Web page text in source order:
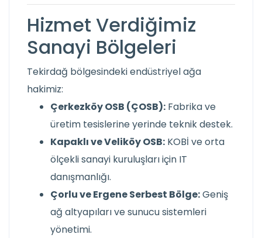
Hizmet Verdiğimiz
Sanayi Bölgeleri
Tekirdağ bölgesindeki endüstriyel ağa
hakimiz:
Çerkezköy OSB (ÇOSB): Fabrika ve
üretim tesislerine yerinde teknik destek.
Kapaklı ve Veliköy OSB: KOBİ ve orta
ölçekli sanayi kuruluşları için IT
danışmanlığı.
Çorlu ve Ergene Serbest Bölge:Geniş
ağ altyapıları ve sunucu sistemleri
yönetimi.